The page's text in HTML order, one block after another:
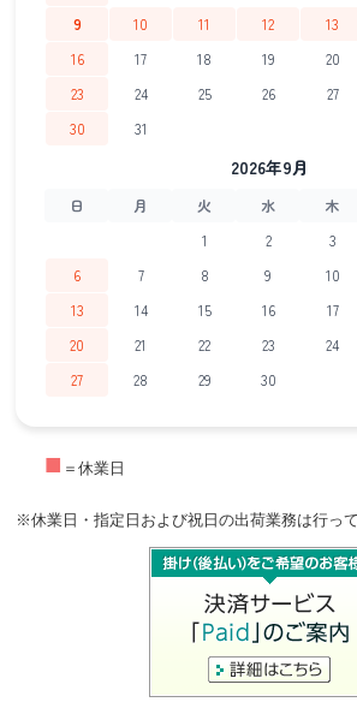
9
10 11 12 13
16
17 18 19 20
23
24 25 26 27
30
31
2026年9月
日 月 火 水 木
1
2 3
6
7 8 9 10
13
14 15 16 17
20
21 22 23 24
27
28 29 30
■ ＝休業日
※休業日・指定日および祝日の出荷業務は行って